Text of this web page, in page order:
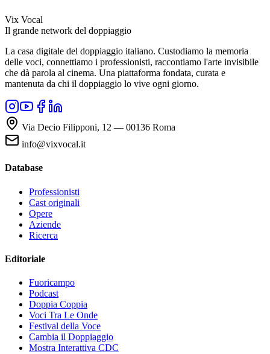
Vix Vocal
Il grande network del doppiaggio
La casa digitale del doppiaggio italiano. Custodiamo la memoria
delle voci, connettiamo i professionisti, raccontiamo l'arte invisibile
che dà parola al cinema. Una piattaforma fondata, curata e
mantenuta da chi il doppiaggio lo vive ogni giorno.
Via Decio Filipponi, 12 — 00136 Roma
info@vixvocal.it
Database
Professionisti
Cast originali
Opere
Aziende
Ricerca
Editoriale
Fuoricampo
Podcast
Doppia Coppia
Voci Tra Le Onde
Festival della Voce
Cambia il Doppiaggio
Mostra Interattiva CDC